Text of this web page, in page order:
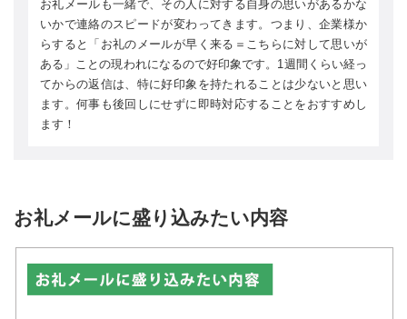
お礼メールも一緒で、その人に対する自身の思いがあるかな
いかで連絡のスピードが変わってきます。つまり、企業様か
らすると「お礼のメールが早く来る＝こちらに対して思いが
ある」ことの現われになるので好印象です。1週間くらい経っ
てからの返信は、特に好印象を持たれることは少ないと思い
ます。何事も後回しにせずに即時対応することをおすすめし
ます！
お礼メールに盛り込みたい内容